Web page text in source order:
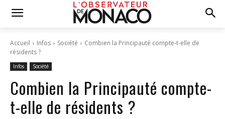
Accueil Infos Société
Combien la Principauté compte-t-elle de
résidents ?
Infos Société
Combien la Principauté compte-
t-elle de résidents ?